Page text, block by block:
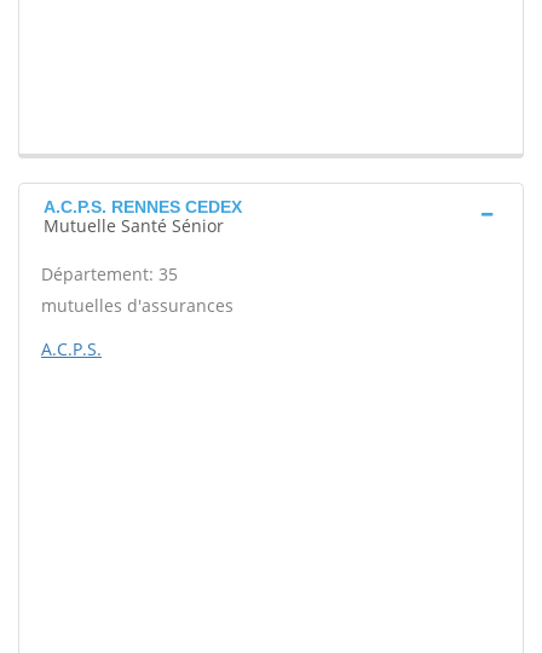
A.C.P.S. RENNES CEDEX
Mutuelle Santé Sénior
Département: 35
mutuelles d'assurances
A.C.P.S.